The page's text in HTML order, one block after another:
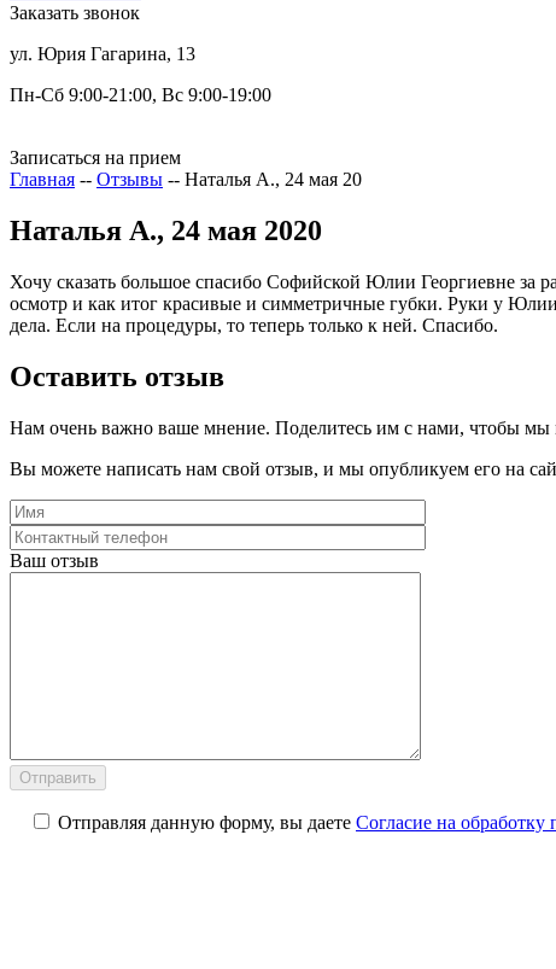
Заказать звонок
ул. Юрия Гагарина, 13
Пн-Сб 9:00-21:00, Вс 9:00-19:00
Записаться на прием
Главная -- Отзывы -- Наталья А., 24 мая 20
Наталья А., 24 мая 2020
Хочу сказать большое спасибо Софийской Юлии Георгиевне за
осмотр и как итог красивые и симметричные губки. Руки у
дела. Если на процедуры, то теперь только к ней. Спасибо.
Оставить отзыв
Нам очень важно ваше мнение. Поделитесь им с нами, чтобы мы
Вы можете написать нам свой отзыв, и мы опубликуем его на
Ваш отзыв
Отправляя данную форму, вы даете Согласие на